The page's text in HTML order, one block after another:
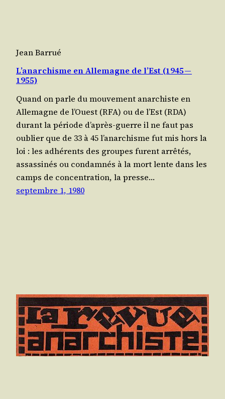
Jean Barrué
L’anarchisme en Allemagne de l’Est (1945 —
1955)
Quand on parle du mou­ve­ment anar­chiste en
Alle­magne de l’Ouest (RFA) ou de l’Est (RDA)
durant la période d’a­près-guerre il ne faut pas
oublier que de 33 à 45 l’a­nar­chisme fut mis hors la
loi : les adhé­rents des groupes furent arrê­tés,
assas­si­nés ou condam­nés à la mort lente dans les
camps de concen­tra­tion, la presse…
septembre 1, 1980